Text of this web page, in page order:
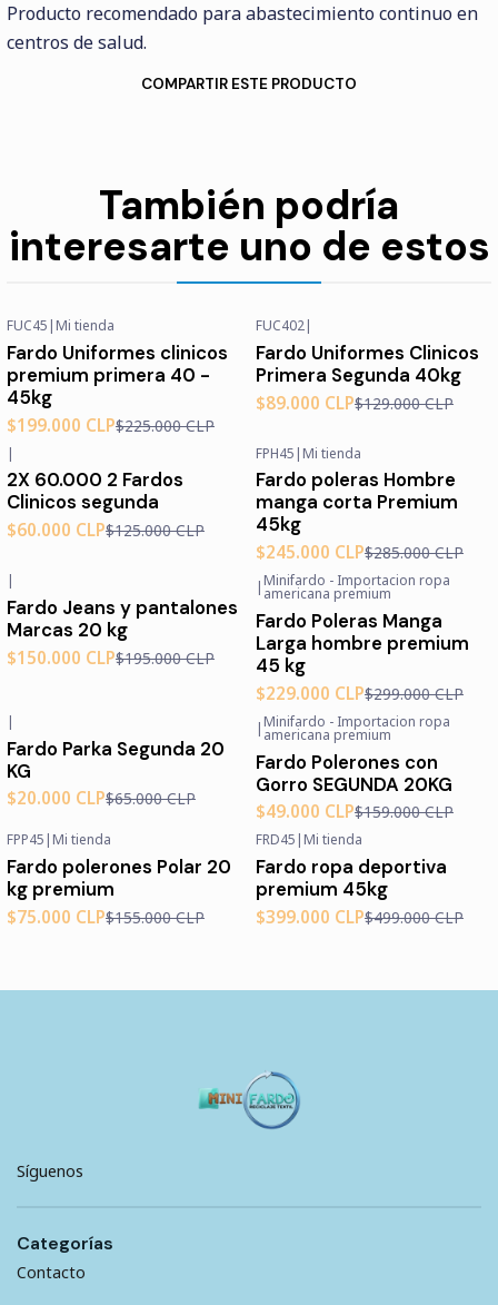
Producto recomendado para abastecimiento continuo en
centros de salud.
COMPARTIR ESTE PRODUCTO
También podría
interesarte uno de estos
OFF
FUC45 | Mi tienda
Fardo Uniformes clinicos
premium primera 40 -
45kg
$199.000 CLP$225.000 CLP
OFF
Agotado
FUC402|
Fardo Uniformes Clinicos
Primera Segunda 40kg
$89.000 CLP$129.000 CLP
Agotado
|
2X 60.000 2 Fardos
Clinicos segunda
$60.000 CLP$125.000 CLP
-14% OFF
FPH45 | Mi tienda
Fardo poleras Hombre
manga corta Premium
45kg
$245.000 CLP$285.000 CLP
Agotado
|
Fardo Jeans y pantalones
Marcas 20 kg
$150.000 CLP$195.000 CLP
-23%OFF
| Minifardo - Importacion ropa
americana premium
Fardo Poleras Manga
Larga hombre premium
45 kg
$229.000 CLP$299.000 CLP
Agotado
|
Fardo Parka Segunda 20
KG
$20.000 CLP$65.000 CLP
-69%OFF
| Minifardo - Importacion ropa
americana premium
Fardo Polerones con
Gorro SEGUNDA 20KG
$49.000 CLP$159.000 CLP
-52%
FPP45 | Mi tienda
Fardo polerones Polar 20
kg premium
$75.000 CLP$155.000 CLP
OFF
FRD45 | Mi tienda
Fardo ropa deportiva
premium 45kg
$399.000 CLP$499.000 CLP
Síguenos
Categorías
Contacto